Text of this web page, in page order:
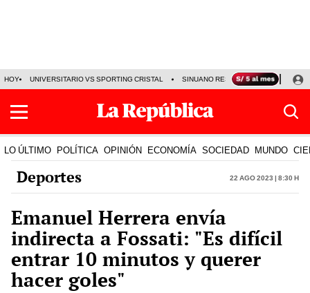
HOY UNIVERSITARIO VS SPORTING CRISTAL SINUANO RESULTADOS HOY
LO ÚLTIMO POLÍTICA OPINIÓN ECONOMÍA SOCIEDAD MUNDO
Deportes 22 Ago 2023 | 8:30 h
Emanuel Herrera envía
indirecta a Fossati: "Es difícil
entrar 10 minutos y querer
hacer goles"